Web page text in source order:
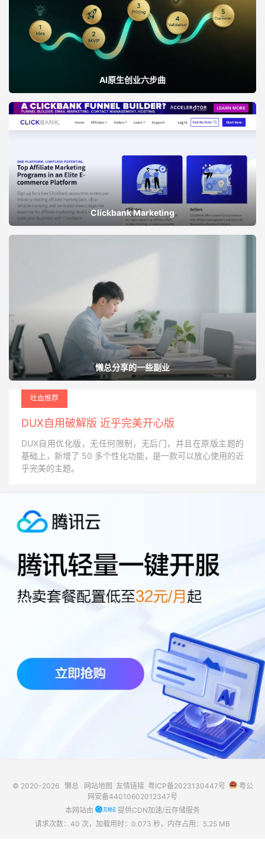
AI原生创业六步曲
Clickbank Marketing
懒总分享的一些副业
吐血推荐
DUX自用破解版 近乎完美开心版
DUX自用优化版，无任何限制，无后门，并且在原版主题的
基础上，新增了 50 多个性化功能，是一款可以放心使用的近
乎完美的主题。
© 2020-2026 懒总 网站地图 友情链接 粤ICP备2023130447号
粤公
网安备44010602012347号
本网站由
提供CDN加速/云存储服务
请求次数：40 次，加载用时：0.073 秒，内存占用：5.25 MB